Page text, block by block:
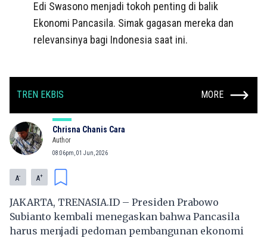
Edi Swasono menjadi tokoh penting di balik
Ekonomi Pancasila. Simak gagasan mereka dan
relevansinya bagi Indonesia saat ini.
TREN EKBIS MORE
Chrisna Chanis Cara
Author
08:06pm, 01 Jun, 2026
A- A+
JAKARTA, TRENASIA.ID – Presiden Prabowo
Subianto kembali menegaskan bahwa Pancasila
harus menjadi pedoman pembangunan ekonomi